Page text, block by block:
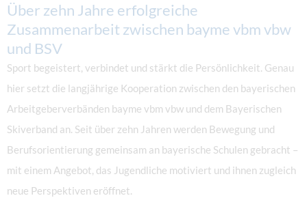
Über zehn Jahre erfolgreiche
Zusammenarbeit zwischen bayme vbm vbw
und BSV
Sport begeistert, verbindet und stärkt die Persönlichkeit. Genau
hier setzt die langjährige Kooperation zwischen den bayerischen
Arbeitgeberverbänden bayme vbm vbw und dem Bayerischen
Skiverband an. Seit über zehn Jahren werden Bewegung und
Berufsorientierung gemeinsam an bayerische Schulen gebracht –
mit einem Angebot, das Jugendliche motiviert und ihnen zugleich
neue Perspektiven eröffnet.